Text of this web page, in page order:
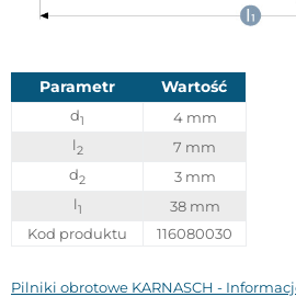
Parametr Wartość
d1
4 mm
l2
7 mm
d2
3 mm
l1
38 mm
Kod produktu
116080030
Pilniki obrotowe KARNASCH -